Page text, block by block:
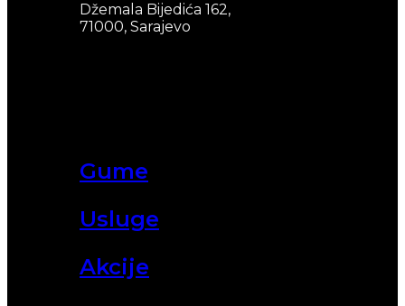
Gume
Usluge
Akcije
Džemala Bijedića 162,
71000, Sarajevo